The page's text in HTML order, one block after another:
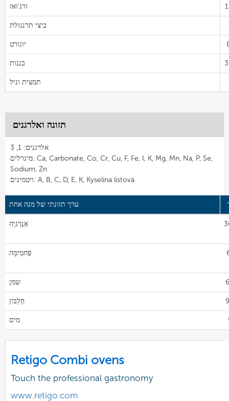
ורג'ואז
ביצי תרנגולת
יוגורט
בננות
תמצית וניל
תזונה ואלרגנים
אלרגנים: 1, 3
מינרלים: Ca, Carbonate, Co, Cr, Cu, F, Fe, I, K, Mg, Mn, Na, P, Se,
Sodium, Zn
ויטמינים: A, B, C, D, E, K, Kyselina listová
ערך תזונתי של מנה אחת
אֵנֶרְגִיָה
פַּחמֵימָה
שמן
חֶלְבּוֹן
מים
Retigo Combi ovens
Touch the professional gastronomy
www.retigo.com